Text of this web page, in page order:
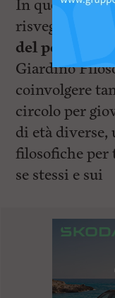
In questa fase
risvegliata una
del pensiero
Giardino
coinvolgere
circolo per
di età diverse,
filosofiche
se stessi e sui